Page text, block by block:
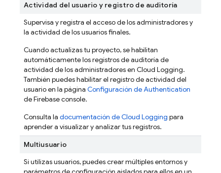
Actividad del usuario y registro de auditoría
Supervisa y registra el acceso de los administradores y
la actividad de los usuarios finales.
Cuando actualizas tu proyecto, se habilitan
automáticamente los registros de auditoría de
actividad de los administradores en Cloud Logging.
También puedes habilitar el registro de actividad del
usuario en la página Configuración de Authentication
deFirebaseconsole.
Consulta la documentación de Cloud Logging para
aprender a visualizar y analizar tus registros.
Multiusuario
Si utilizas usuarios, puedes crear múltiples entornos y